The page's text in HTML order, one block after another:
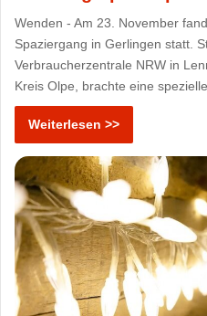
Wenden - Am 23. November
Spaziergang in Gerlingen statt.
Verbraucherzentrale NRW in
Kreis Olpe, brachte eine
Weiterlesen >>